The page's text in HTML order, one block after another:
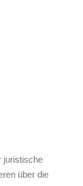
juristische
über die